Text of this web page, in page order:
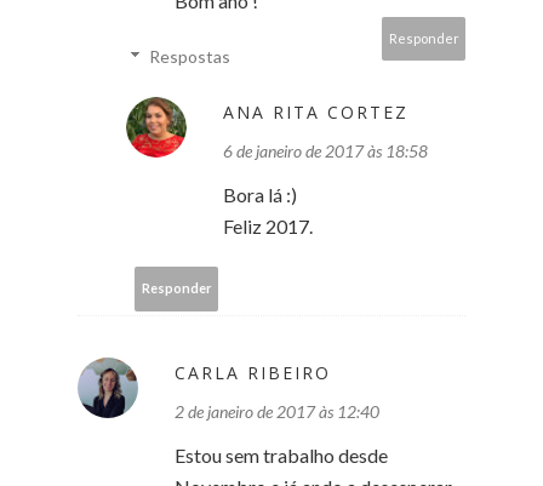
Responder
Respostas
ANA RITA CORTEZ
6 de janeiro de 2017 às 18:58
Bora lá :)
Feliz 2017.
Responder
CARLA RIBEIRO
2 de janeiro de 2017 às 12:40
Estou sem trabalho desde